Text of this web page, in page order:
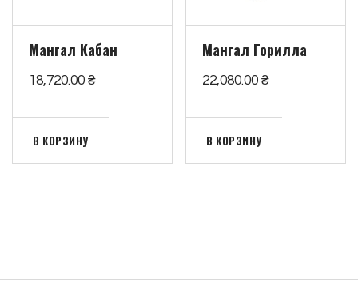
Мангал Кабан
18,720.00 ₴
В КОРЗИНУ
Мангал Горилла
22,080.00₴
В КОРЗИНУ